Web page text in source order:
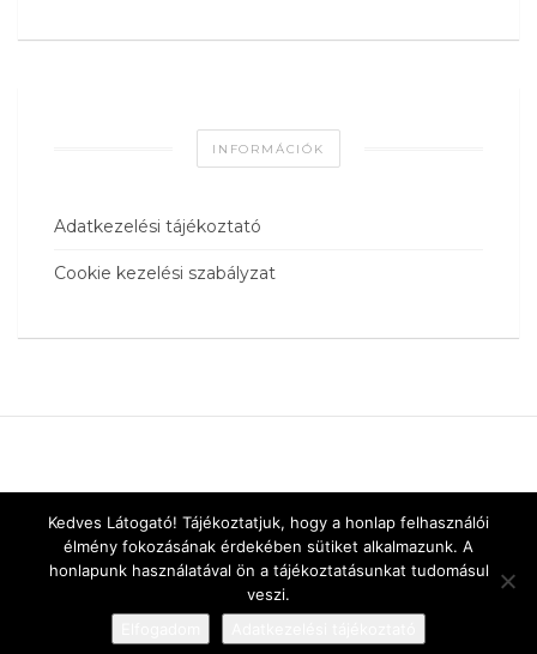
INFORMÁCIÓK
Adatkezelési tájékoztató
Cookie kezelési szabályzat
Kedves Látogató! Tájékoztatjuk, hogy a honlap felhasználói
élmény fokozásának érdekében sütiket alkalmazunk. A
honlapunk használatával ön a tájékoztatásunkat tudomásul
veszi.